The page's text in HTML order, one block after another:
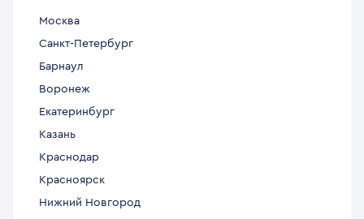
Москва
Санкт-Петербург
Барнаул
Воронеж
Екатеринбург
Казань
Краснодар
Красноярск
Нижний Новгород